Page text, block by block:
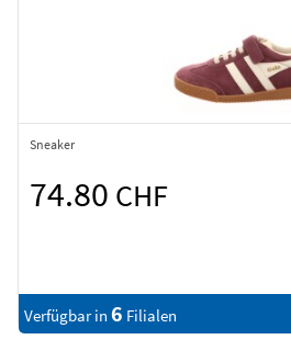
Sneaker
74.80 CHF
Verfügbar in 6 Filialen